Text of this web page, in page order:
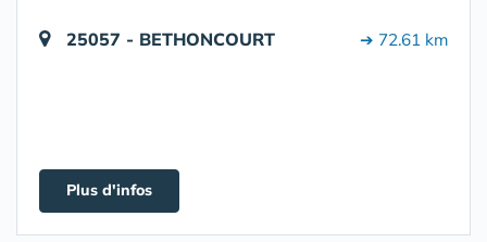
25057 - BETHONCOURT ➔ 72.61 km
Plus d'infos